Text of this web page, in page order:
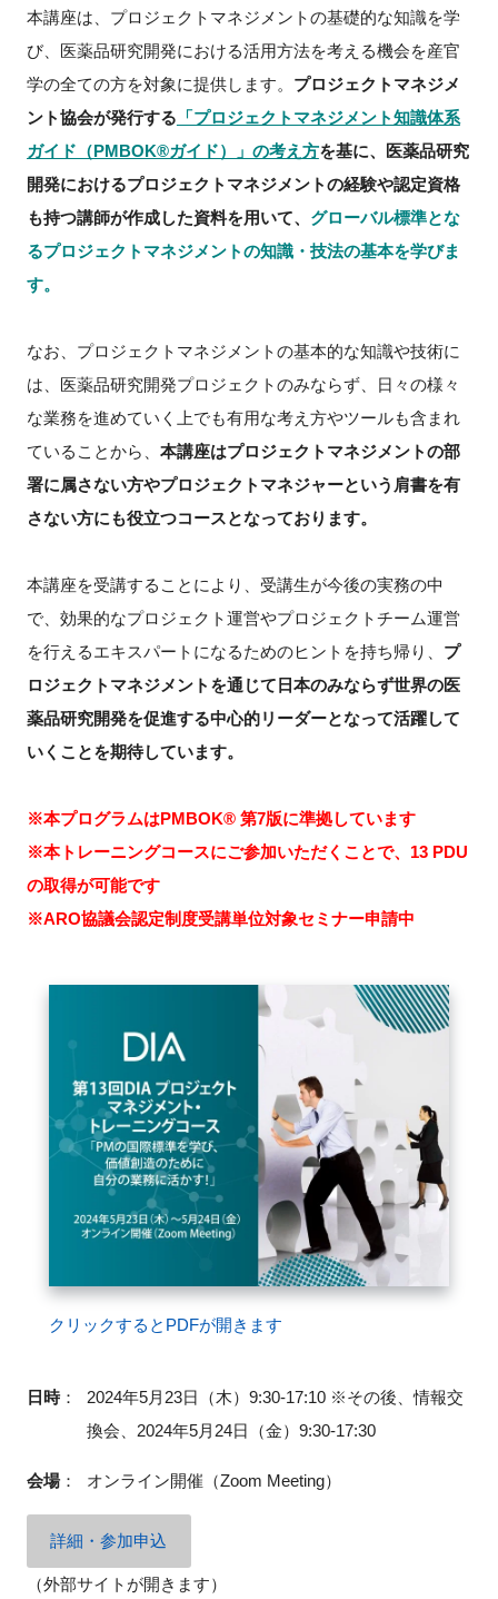
本講座は、プロジェクトマネジメントの基礎的な知識を学
び、医薬品研究開発における活用方法を考える機会を産官
学の全ての方を対象に提供します。 プロジェクトマネジメ
ント協会が発行する 「プロジェクトマネジメント知識体系
ガイド（PMBOK®ガイド）」の考え方を基に、医薬品研究
開発におけるプロジェクトマネジメントの経験や認定資格
も持つ講師が作成した資料を用いて、 グローバル標準とな
るプロジェクトマネジメントの知識・技法の基本を学びま
す。
なお、プロジェクトマネジメントの基本的な知識や技術に
は、医薬品研究開発プロジェクトのみならず、日々の様々
な業務を進めていく上でも有用な考え方やツールも含まれ
ていることから、 本講座はプロジェクトマネジメントの部
署に属さない方やプロジェクトマネジャーという肩書を有
さない方にも役立つコースとなっております。
本講座を受講することにより、受講生が今後の実務の中
で、効果的なプロジェクト運営やプロジェクトチーム運営
を行えるエキスパートになるためのヒントを持ち帰り、 プ
ロジェクト マネジメントを通じて日本のみならず世界の医
薬品研究開発を促進する中心的リーダーとなって活躍して
いくことを期待しています。
※本プログラムはPMBOK® 第7版に準拠しています
※本トレーニングコースにご参加いただくことで、13 PDU
の取得が可能です
※ARO協議会認定制度受講単位対象セミナー申請中
クリックするとPDFが開きます
日時：
2024年5月23日（木）9:30-17:10 ※その後、情報交
換会、2024年5月24日（金）9:30-17:30
会場： オンライン開催（Zoom Meeting）
詳細・参加申込
（外部サイトが開きます）